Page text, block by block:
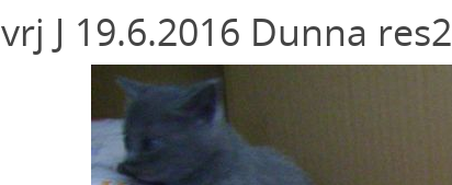
vrj J 19.6.2016 Dunna res2